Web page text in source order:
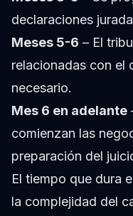
declaraciones
Meses 5-6 – El
relacionadas con el
necesario.
Mes 6 en adelante
comienzan las
preparación del
El tiempo que dura
la complejidad del